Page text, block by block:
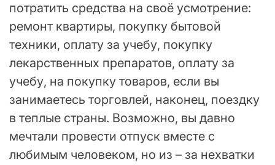
потратить средства на своё усмотрение:
ремонт квартиры, покупку бытовой
техники, оплату за учебу, покупку
лекарственных препаратов, оплату за
учебу, на покупку товаров, если вы
занимаетесь торговлей, наконец, поездку
в теплые страны. Возможно, вы давно
мечтали провести отпуск вместе с
любимым человеком, но из – за нехватки